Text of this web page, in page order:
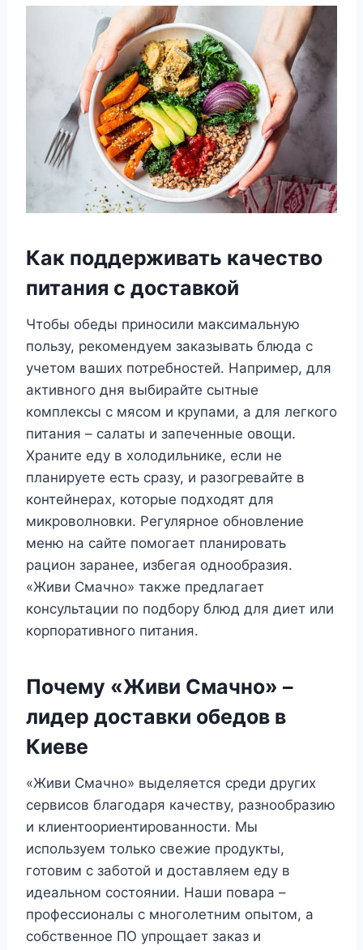
Как поддерживать качество
питания с доставкой
Чтобы обеды приносили максимальную
пользу, рекомендуем заказывать блюда с
учетом ваших потребностей. Например, для
активного дня выбирайте сытные
комплексы с мясом и крупами, а для легкого
питания – салаты и запеченные овощи.
Храните еду в холодильнике, если не
планируете есть сразу, и разогревайте в
контейнерах, которые подходят для
микроволновки. Регулярное обновление
меню на сайте помогает планировать
рацион заранее, избегая однообразия.
«Живи Смачно» также предлагает
консультации по подбору блюд для диет или
корпоративного питания.
Почему «Живи Смачно» –
лидер доставки обедов в
Киеве
«Живи Смачно» выделяется среди других
сервисов благодаря качеству, разнообразию
и клиентоориентированности. Мы
используем только свежие продукты,
готовим с заботой и доставляем еду в
идеальном состоянии. Наши повара –
профессионалы с многолетним опытом, а
собственное ПО упрощает заказ и